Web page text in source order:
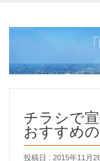
チラシで
おすすめ
投稿日 : 2015年11月